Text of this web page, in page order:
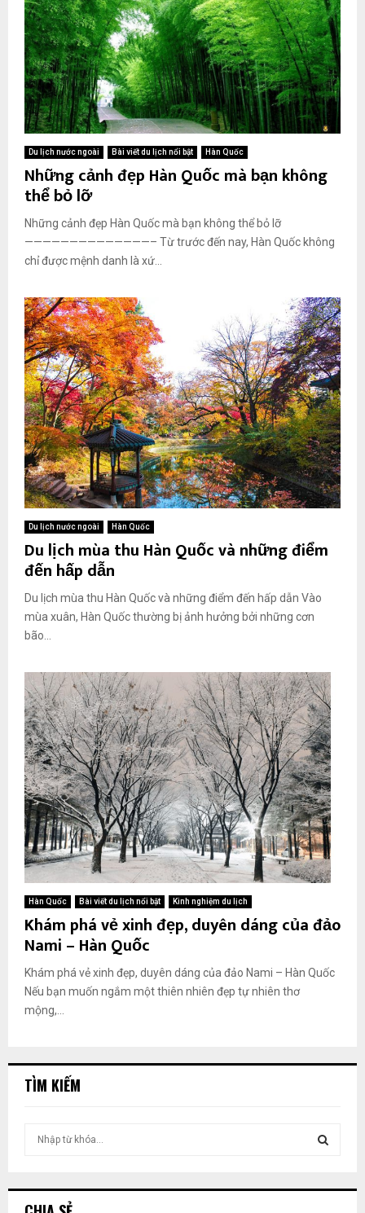
Du lịch nước ngoài Bài viết du lịch nổi bật Hàn Quốc
Những cảnh đẹp Hàn Quốc mà bạn không
thể bỏ lỡ
Những cảnh đẹp Hàn Quốc mà bạn không thể bỏ lỡ
——————————————– Từ trước đến nay, Hàn Quốc không
chỉ được mệnh danh là xứ...
Du lịch nước ngoài Hàn Quốc
Du lịch mùa thu Hàn Quốc và những điểm
đến hấp dẫn
Du lịch mùa thu Hàn Quốc và những điểm đến hấp dẫn Vào
mùa xuân, Hàn Quốc thường bị ảnh hưởng bởi những cơn
bão...
Hàn Quốc Bài viết du lịch nổi bật Kinh nghiệm du lịch
Khám phá vẻ xinh đẹp, duyên dáng của đảo
Nami – Hàn Quốc
Khám phá vẻ xinh đẹp, duyên dáng của đảo Nami – Hàn Quốc
Nếu bạn muốn ngắm một thiên nhiên đẹp tự nhiên thơ
mộng,...
TÌM KIẾM